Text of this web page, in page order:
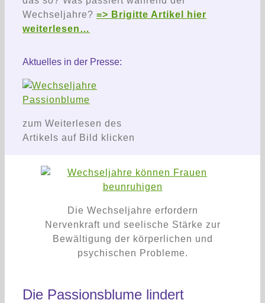
Wechseljahre? => Brigitte Artikel hier
weiterlesen…
Aktuelles in der Presse:
zum Weiterlesen des
Artikels auf Bild klicken
Die Wechseljahre erfordern
Nervenkraft und seelische Stärke zur
Bewältigung der körperlichen und
psychischen Probleme.
Die Passionsblume lindert